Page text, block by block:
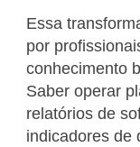
Essa
por
conhecimento
Saber operar
relatórios de
indicadores de